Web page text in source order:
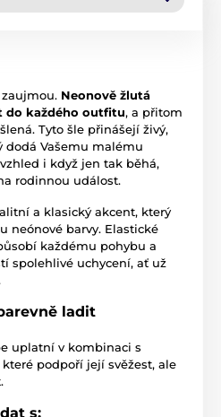
Neonově žlutá
do každého outfitu, a přitom
Tyto šle přinášejí živý,
dodá Vašemu malému
i když jen tak běhá,
rodinnou událost.
a klasický akcent, který
neónové barvy. Elastické
každému pohybu a
spolehlivé uchycení, ať už
ladit
uplatní v kombinaci s
podpoří její svěžest, ale
s: